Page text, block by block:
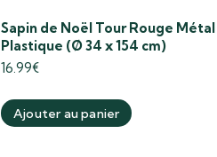
Sapin de Noël Tour Rouge Métal
Plastique (Ø 34 x 154 cm)
16.99€
Ajouter au panier